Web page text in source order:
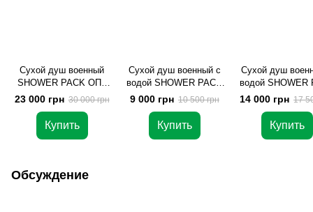
Сухой душ военный
SHOWER PACK ОПТ
(1000 шт)
23 000 грн 30 000 грн
Купить
Сухой душ военный с
водой SHOWER PACK
ОПТ (300 шт)
9 000 грн 10 500 грн
Купить
Сухой душ
водой SHOWER
ОПТ (500
14 000 грн 17
Купить
Обсуждение